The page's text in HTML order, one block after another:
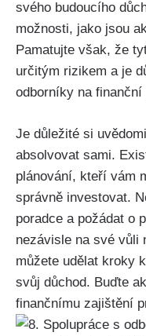
svého budoucího
možnosti, jako jsou
Pamatujte však, že
určitým rizikem a je
odborníky na finanční
Je důležité si
absolvovat sami.
plánování, kteří vám
správně investovat.
poradce a požádat o
nezávisle na své vůli
můžete udělat kroky
svůj důchod. Buďte
finančnímu zajištění